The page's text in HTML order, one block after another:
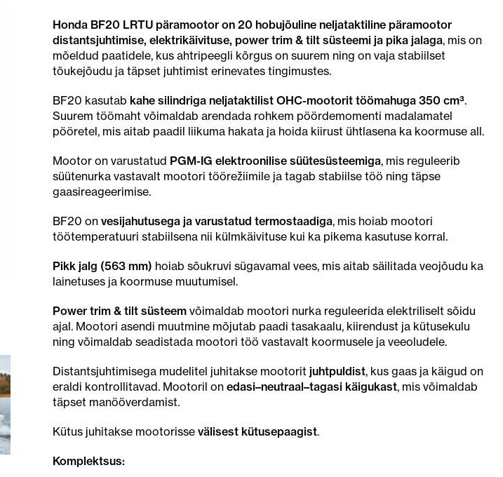
Honda BF20 LRTU päramootor on 20 hobujõuline neljataktiline päramootor
distantsjuhtimise, elektrikäivituse, power trim & tilt süsteemi ja pika jalaga, mis on
mõeldud paatidele, kus ahtripeegli kõrgus on suurem ning on vaja stabiilset
tõukejõudu ja täpset juhtimist erinevates tingimustes.
BF20 kasutab kahe silindriga neljataktilist OHC-mootorit töömahuga 350 cm³.
Suurem töömaht võimaldab arendada rohkem pöördemomenti madalamatel
pööretel, mis aitab paadil liikuma hakata ja hoida kiirust ühtlasena ka koormuse all.
Mootor on varustatud PGM-IG elektroonilise süütesüsteemiga, mis reguleerib
süütenurka vastavalt mootori töörežiimile ja tagab stabiilse töö ning täpse
gaasireageerimise.
BF20 on vesijahutusega ja varustatud termostaadiga, mis hoiab mootori
töötemperatuuri stabiilsena nii külmkäivituse kui ka pikema kasutuse korral.
Pikk jalg (563 mm) hoiab sõukruvi sügavamal vees, mis aitab säilitada veojõudu ka
lainetuses ja koormuse muutumisel.
Power trim & tilt süsteem võimaldab mootori nurka reguleerida elektriliselt sõidu
ajal. Mootori asendi muutmine mõjutab paadi tasakaalu, kiirendust ja kütusekulu
ning võimaldab seadistada mootori töö vastavalt koormusele ja veeoludele.
Distantsjuhtimisega mudelitel juhitakse mootorit juhtpuldist, kus gaas ja käigud on
eraldi kontrollitavad. Mootoril on edasi–neutraal–tagasi käigukast, mis võimaldab
täpset manööverdamist.
Kütus juhitakse mootorisse välisest kütusepaagist.
Komplektsus: